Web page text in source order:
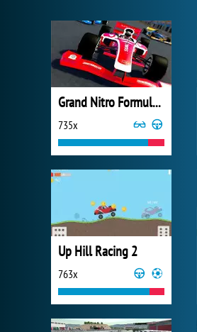
Grand Nitro Formula Racing
735x
Up Hill Racing 2
763x